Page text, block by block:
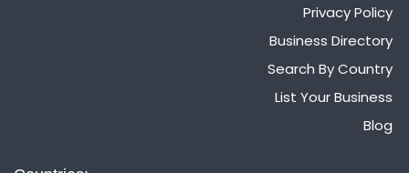
Privacy Policy
Business Directory
Search By Country
List Your Business
Blog